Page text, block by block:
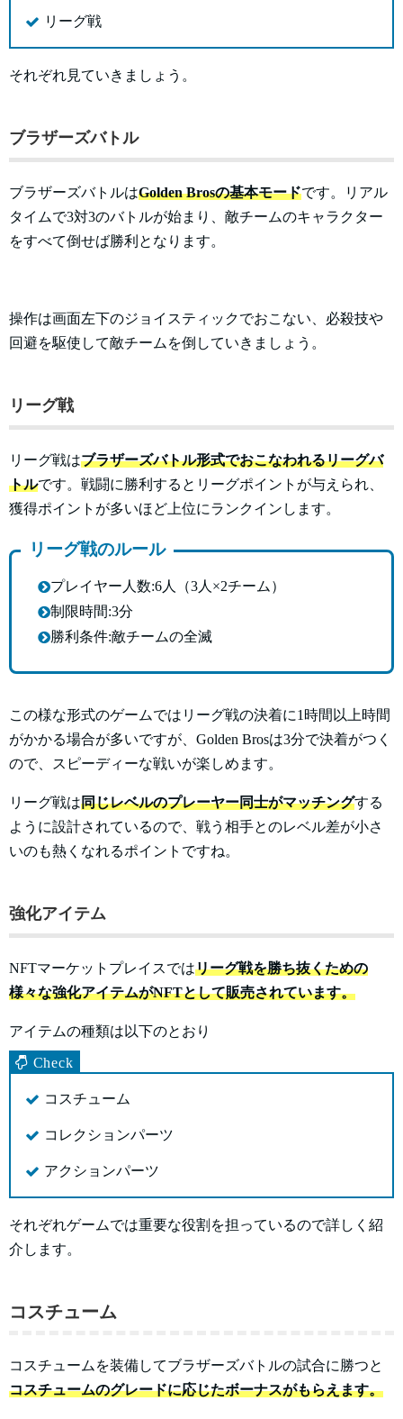
リーグ戦
それぞれ見ていきましょう。
ブラザーズバトル
ブラザーズバトルはGolden Brosの基本モードです。リアル
タイムで3対3のバトルが始まり、敵チームのキャラクター
をすべて倒せば勝利となります。
操作は画面左下のジョイスティックでおこない、必殺技や
回避を駆使して敵チームを倒していきましょう。
リーグ戦
リーグ戦はブラザーズバトル形式でおこなわれるリーグバ
トルです。戦闘に勝利するとリーグポイントが与えられ、
獲得ポイントが多いほど上位にランクインします。
リーグ戦のルール
プレイヤー人数:6人（3人×2チーム）
制限時間:3分
勝利条件:敵チームの全滅
この様な形式のゲームではリーグ戦の決着に1時間以上時間
がかかる場合が多いですが、Golden Brosは3分で決着がつく
ので、スピーディーな戦いが楽しめます。
リーグ戦は同じレベルのプレーヤー同士がマッチングする
ように設計されているので、戦う相手とのレベル差が小さ
いのも熱くなれるポイントですね。
強化アイテム
NFTマーケットプレイスではリーグ戦を勝ち抜くための
様々な強化アイテムがNFTとして販売されています。
アイテムの種類は以下のとおり
コスチューム
コレクションパーツ
アクションパーツ
それぞれゲームでは重要な役割を担っているので詳しく紹
介します。
コスチューム
コスチュームを装備してブラザーズバトルの試合に勝つと
コスチュームのグレードに応じたボーナスがもらえます。